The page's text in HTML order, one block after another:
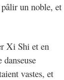
un noble, et
Xi Shi et en
vastes, et